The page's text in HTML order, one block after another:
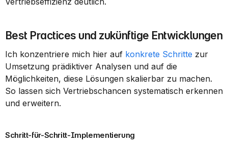
Best Practices und zukünftige Entwicklungen
Ich konzentriere mich hier auf konkrete Schritte zur
Umsetzung prädiktiver Analysen und auf die
Möglichkeiten, diese Lösungen skalierbar zu machen.
So lassen sich Vertriebschancen systematisch erkennen
und erweitern.
Schritt-für-Schritt-Implementierung